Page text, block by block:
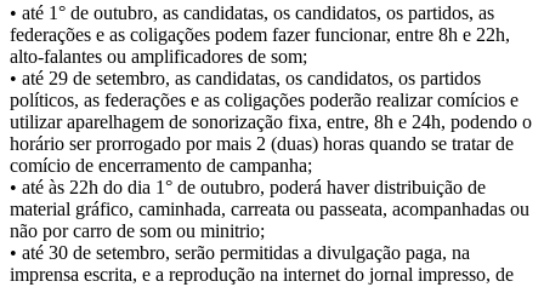
• até 1° de outubro, as candidatas, os candidatos, os partidos, as
federações e as coligações podem fazer funcionar, entre 8h e 22h,
alto-falantes ou amplificadores de som;
• até 29 de setembro, as candidatas, os candidatos, os partidos
políticos, as federações e as coligações poderão realizar comícios e
utilizar aparelhagem de sonorização fixa, entre, 8h e 24h, podendo o
horário ser prorrogado por mais 2 (duas) horas quando se tratar de
comício de encerramento de campanha;
• até às 22h do dia 1° de outubro, poderá haver distribuição de
material gráfico, caminhada, carreata ou passeata, acompanhadas ou
não por carro de som ou minitrio;
• até 30 de setembro, serão permitidas a divulgação paga, na
imprensa escrita, e a reprodução na internet do jornal impresso, de